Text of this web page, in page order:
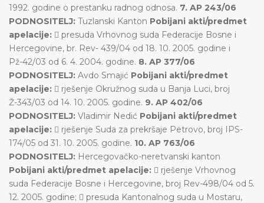
1992. godine o prestanku radnog odnosa. 7. AP 243/06
PODNOSITELJ: Tuzlanski Kanton Pobijani akti/predmet
apelacije:  presuda Vrhovnog suda Federacije Bosne i
Hercegovine, br. Rev- 439/04 od 18. 10. 2005. godine i
Pž-42/03 od 6. 4. 2004. godine. 8. AP 377/06
PODNOSITELJ: Avdo Smajić Pobijani akti/predmet
apelacije:  rješenje Okružnog suda u Banja Luci, broj
Ž-343/03 od 14. 10. 2005. godine. 9. AP 402/06
PODNOSITELJ: Vladimir Nedić Pobijani akti/predmet
apelacije:  rješenje Suda za prekršaje Petrovo, broj IPS-
174/05 od 31. 10. 2005. godine. 10. AP 763/06
PODNOSITELJ: Hercegovačko-neretvanski kanton
Pobijani akti/predmet apelacije:  rješenje Vrhovnog
suda Federacije Bosne i Hercegovine, broj Rev-498/04 od 5.
12. 2005. godine;  presuda Kantonalnog suda u Mostaru,